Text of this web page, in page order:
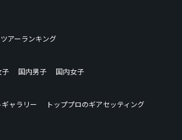
ツアーランキング
子 国内男子
国内女子
ャラリー
トッププロのギアセッティング